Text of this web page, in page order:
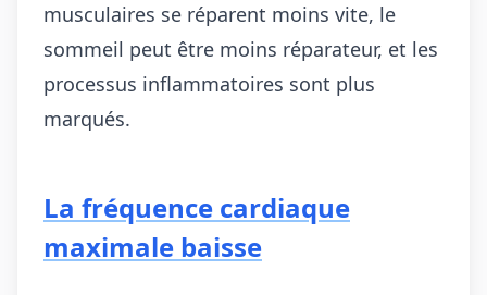
musculaires se réparent moins vite, le
sommeil peut être moins réparateur, et les
processus inflammatoires sont plus
marqués.
La fréquence cardiaque
maximale baisse